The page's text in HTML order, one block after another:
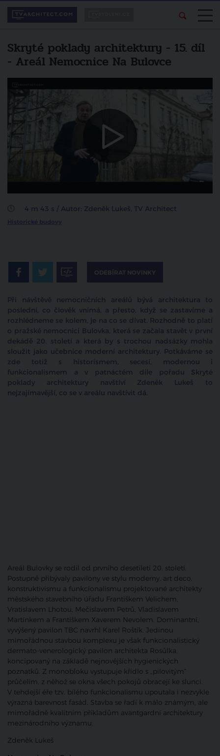
Skryté poklady architektury - 15. díl
- Areál Nemocnice Na Bulovce
Líbí se vám pořad?
přátelům.
Další video
Skryté poklady architektury -
Štencův dům
4 m 43 s / Autor: Zdeněk Lukeš, TV Architect
Historické budovy
ODEBÍRAT NOVINKY
Při návštěvě nemocničních areálů bývá architektura to
poslední, co člověk vnímá, a přesto, když se zastavíme a
rozhlédneme se kolem, je na co se dívat. Rozhodně to platí
o pražské nemocnici Bulovka, která se začala stavět v první
dekádě 20. století a která by s trochou nadsázky mohla
sloužit jako učebnice moderní architektury. Potkáváme se
zde totiž s historismem, secesí, modernou i
funkcionalismem a v patnáctém díle pořadu Skryté
poklady architektury navštíví Zdeněk Lukeš to
nejzajímavější, co se v areálu navštívit dá.
Areál Bulovky se rodil od prvního desetiletí 20. století.
Postupně přibývaly pavilony ve stylu moderny, art deco,
konstruktivismu a funkcionalismu projektované architekty
městského stavebního úřadu Františkem Velichem,
Vratislavem Lhotou, Mečislavem Petrů, Vladislavem
Martínkem a Františkem Xaverem Nevolem. Dominantní,
vyvýšený pavilon TBC navrhl Karel Roštík. Jedinou
mimořádnou stavbou komplexu je však funkcionalistický
dermato-venerologický pavilon architekta Rosůlka,
koncipovaný na základě nejnovějších hygienických
poznatků. Z monobloku vystupuje křídlo s „pilovitým“
průčelím, z něhož se okna všech pokojů obracejí ke slunci.
V tehdejší éře tzv. bílého funkcionalismu upoutala i nezvykle
výrazná barevnost fasád. Stavba se řadí k málo známým, ale
mimořádně kvalitním příkladům avantgardní architektury
mezinárodního významu.
Zdeněk Lukeš